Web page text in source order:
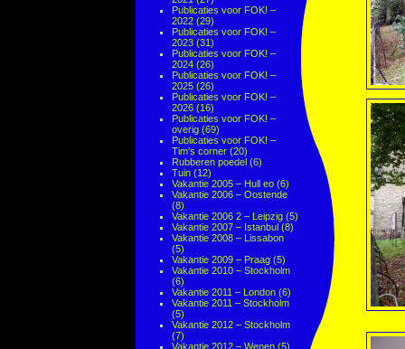
Publicaties voor FOK! –
2022 (29)
Publicaties voor FOK! –
2023 (31)
Publicaties voor FOK! –
2024 (26)
Publicaties voor FOK! –
2025 (26)
Publicaties voor FOK! –
2026 (16)
Publicaties voor FOK! –
overig (69)
Publicaties voor FOK! –
Tim's corner (20)
Rubberen poedel (6)
Tuin (12)
Vakantie 2005 – Hull eo (6)
Vakantie 2006 – Oostende
(8)
Vakantie 2006 2 – Leipzig (5)
Vakantie 2007 – Istanbul (8)
Vakantie 2008 – Lissabon
(5)
Vakantie 2009 – Praag (5)
Vakantie 2010 – Stockholm
(6)
Vakantie 2011 – London (6)
Vakantie 2011 – Stockholm
(5)
Vakantie 2012 – Stockholm
(7)
Vakantie 2012 – Wenen (5)